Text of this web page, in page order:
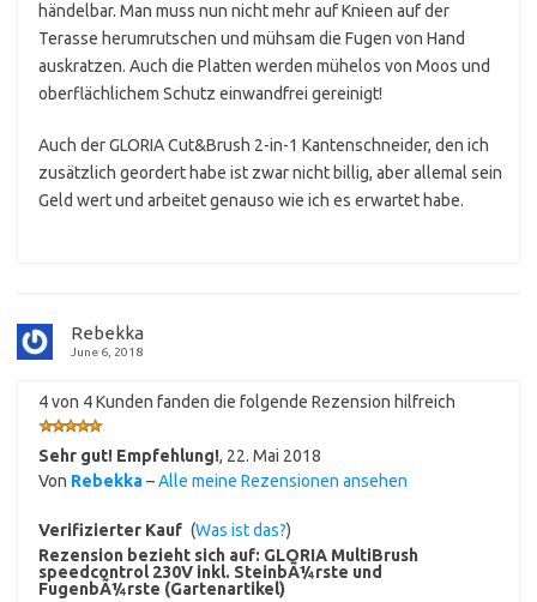
händelbar. Man muss nun nicht mehr auf Knieen auf der
Terasse herumrutschen und mühsam die Fugen von Hand
auskratzen. Auch die Platten werden mühelos von Moos und
oberflächlichem Schutz einwandfrei gereinigt!
Auch der GLORIA Cut&Brush 2-in-1 Kantenschneider, den ich
zusätzlich geordert habe ist zwar nicht billig, aber allemal sein
Geld wert und arbeitet genauso wie ich es erwartet habe.
Rebekka
June 6, 2018
4 von 4 Kunden fanden die folgende Rezension hilfreich
Sehr gut! Empfehlung!, 22. Mai 2018
Von Rebekka–Alle meine Rezensionen ansehen
Verifizierter Kauf (Was ist das?)
Rezension bezieht sich auf: GLORIA MultiBrush
speedcontrol 230V inkl. SteinbÃ¼rste und
FugenbÃ¼rste (Gartenartikel)